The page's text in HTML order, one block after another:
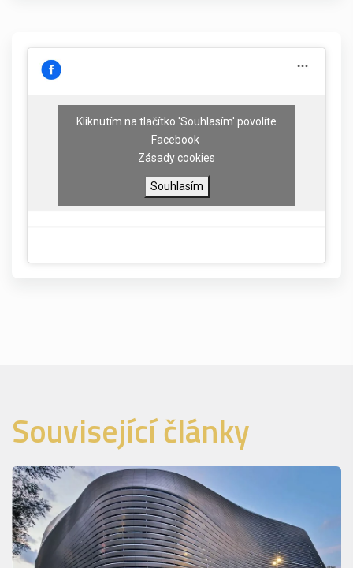
Kliknutím na tlačítko 'Souhlasím' povolíte
Facebook
Zásady cookies
Souhlasím
Související články